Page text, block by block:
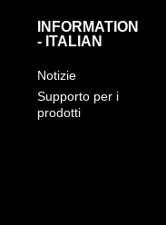
INFORMATION
- ITALIAN
Notizie
Supporto per i
prodotti